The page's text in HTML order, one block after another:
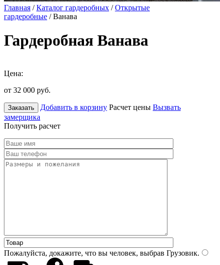
Главная /Каталог гардеробных /Открытые
гардеробные / Ванава
Гардеробная Ванава
Цена:
от 32 000 руб.
Заказать Добавить в корзину Расчет цены Вызвать
замерщика
Получить расчет
Пожалуйста, докажите, что вы человек, выбрав Грузовик.